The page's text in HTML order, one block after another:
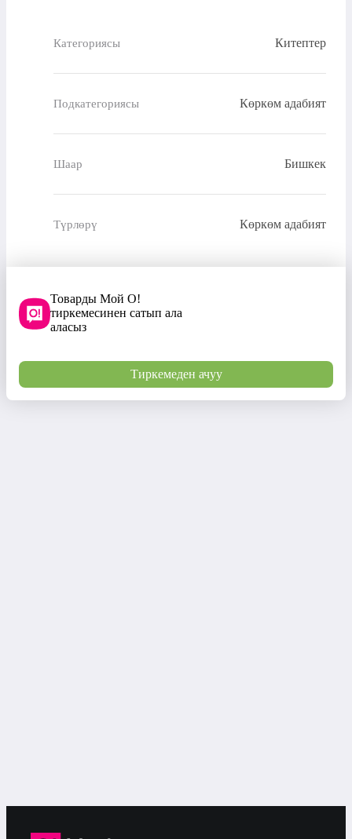
Категориясы Китептер
Подкатегориясы Көркөм адабият
Шаар Бишкек
Түрлөрү Көркөм адабият
Товарды Мой О!
тиркемесинен сатып ала
аласыз
Тиркемеден ачуу